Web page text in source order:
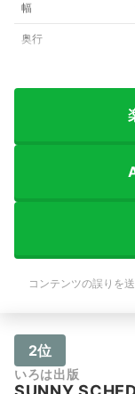
幅
奥行
コンテンツの誤りを
2位
いろは出版